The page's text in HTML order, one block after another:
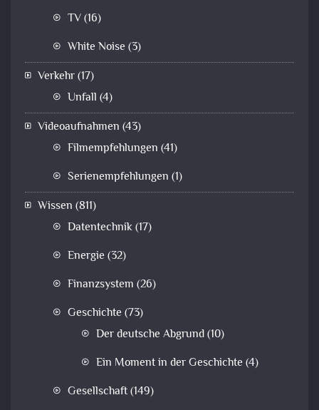
TV(16)
White Noise (3)
Verkehr(17)
Unfall (4)
Videoaufnahmen (43)
Filmempfehlungen (41)
Serienempfehlungen (1)
Wissen (811)
Datentechnik(17)
Energie (32)
Finanzsystem (26)
Geschichte (73)
Der deutsche Abgrund(10)
Ein Moment in der Geschichte (4)
Gesellschaft(149)